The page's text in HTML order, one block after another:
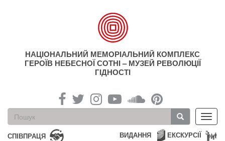
НАЦІОНАЛЬНИЙ МЕМОРІАЛЬНИЙ КОМПЛЕКС
ГЕРОЇВ НЕБЕСНОЇ СОТНІ – МУЗЕЙ РЕВОЛЮЦІЇ
ГІДНОСТІ
Пошукова
форма
Пошук
СПІВПРАЦЯ ЕКСКУРСІЇ
ВИДАННЯ